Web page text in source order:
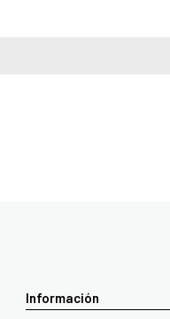
Información